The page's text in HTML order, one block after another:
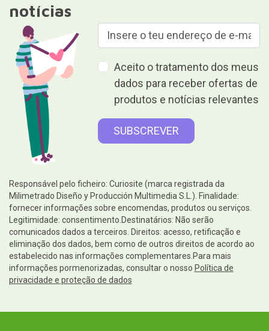
notícias
Aceito o tratamento dos meus
dados para receber ofertas de
produtos e notícias relevantes
Responsável pelo ficheiro: Curiosite (marca registrada da
Milimetrado Diseño y Producción Multimedia S.L.). Finalidade:
fornecer informações sobre encomendas, produtos ou serviços.
Legitimidade: consentimento.Destinatários: Não serão
comunicados dados a terceiros. Direitos: acesso, retificação e
eliminação dos dados, bem como de outros direitos de acordo ao
estabelecido nas informações complementares.Para mais
informações pormenorizadas, consultar o nosso Política de
privacidade e proteção de dados